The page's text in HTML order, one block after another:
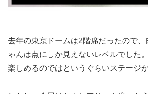
去年の東京ドームは2階席だったので、
ゃんは点にしか見えないレベルでした
楽しめるのではというぐらいステージ